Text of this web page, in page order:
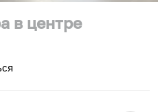
в центре